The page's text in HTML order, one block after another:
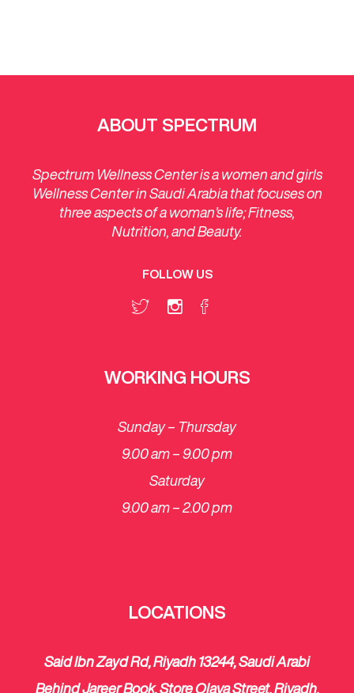
ABOUT SPECTRUM
Spectrum Wellness Center is a women and girls
Wellness Center in Saudi Arabia that focuses on
three aspects of a woman’s life; Fitness,
Nutrition, and Beauty.
FOLLOW US
WORKING HOURS
Sunday – Thursday
9.00 am – 9.00 pm
Saturday
​9.00 am – 2.00 pm
LOCATIONS
Said Ibn Zayd Rd, Riyadh 13244, Saudi Arabi
Behind Jareer Book, Store Olaya Street, Riyadh,